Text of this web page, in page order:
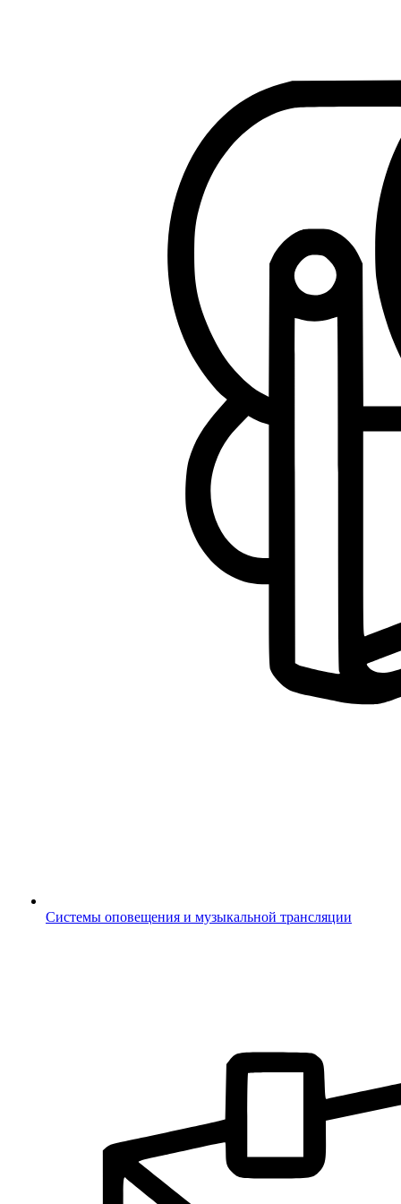
Системы оповещения и музыкальной трансляции